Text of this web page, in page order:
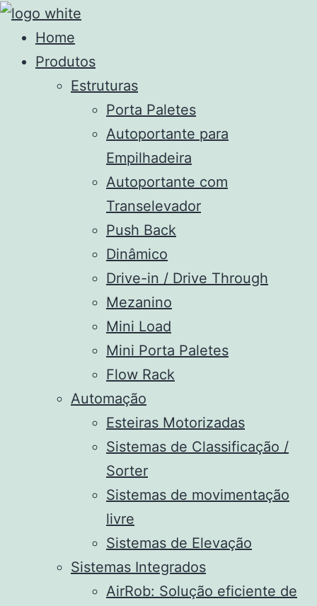
Home
Produtos
Estruturas
Porta Paletes
Autoportante para
Empilhadeira
Autoportante com
Transelevador
Push Back
Dinâmico
Drive-in / Drive Through
Mezanino
Mini Load
Mini Porta Paletes
Flow Rack
Automação
Esteiras Motorizadas
Sistemas de Classificação /
Sorter
Sistemas de movimentação
livre
Sistemas de Elevação
Sistemas Integrados
AirRob: Solução eficiente de